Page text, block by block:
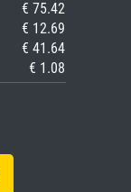
€ 75.42
€ 12.69
€ 41.64
€ 1.08